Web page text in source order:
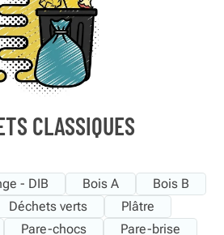
CLASSIQUES
- DIB Bois A
Bois B
Déchets verts
Plâtre
Pare-chocs Pare-brise